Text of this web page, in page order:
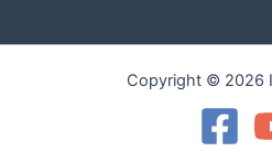
Copyright © 2026